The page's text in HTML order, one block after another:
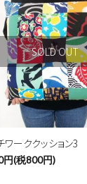
SOLD OUT
ワーククッション3
円(税800円)